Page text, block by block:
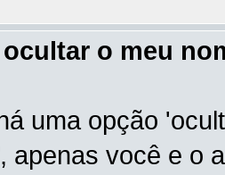
o meu
uma opção
apenas você e o